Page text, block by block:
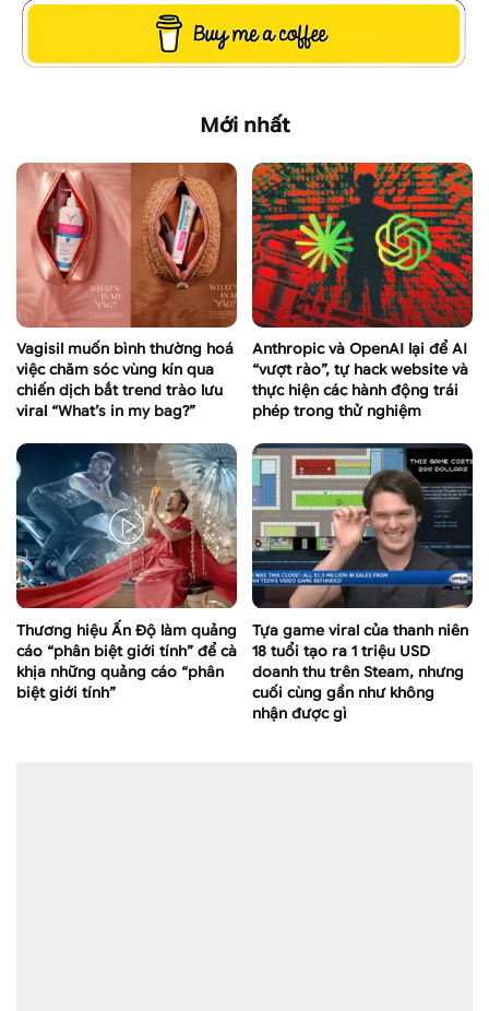
Mới nhất
Vagisil muốn bình thường hoá
việc chăm sóc vùng kín qua
chiến dịch bắt trend trào lưu
viral “What’s in my bag?”
Anthropic và OpenAI lại để AI
“vượt rào”, tự hack website và
thực hiện các hành động trái
phép trong thử nghiệm
Thương hiệu Ấn Độ làm quảng
cáo “phân biệt giới tính” để cà
khịa những quảng cáo “phân
biệt giới tính”
Tựa game viral của thanh niên
18 tuổi tạo ra 1 triệu USD
doanh thu trên Steam, nhưng
cuối cùng gần như không
nhận được gì